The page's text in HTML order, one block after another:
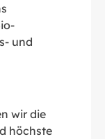
und
wir die
höchste